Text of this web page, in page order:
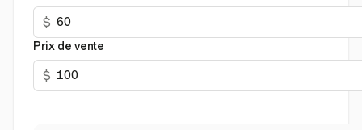
$
Prix de vente
$